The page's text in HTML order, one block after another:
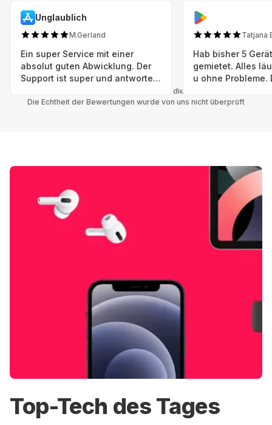
Unglaublich
M.Gerland
Ein super Service mit einer
absolut guten Abwicklung. Der
Support ist super und antworte
Tatjana
Hab bisher 5
gemietet. Alles
u ohne Probleme.
einwandfreien
Nachhaltig u wer
mal wieder ein
hat (Xbox,
Smartphone etc),
Grover nur
Möglichkeit
besteht nach
Alle Bewertungen beziehen sich auf die Grover App.
Die Echtheit der Bewertungen wurde von uns nicht überprüft
Top-Tech des Tages